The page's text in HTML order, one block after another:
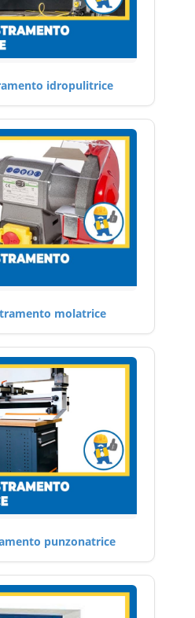
idropulitrice
molatrice
punzonatrice